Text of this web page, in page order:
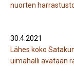
nuorten
30.4.2021
Lähes koko
uimahalli avataan